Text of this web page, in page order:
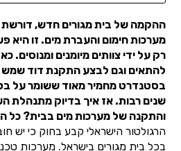
ההקמה של בית מגורים חדש,
מערכות חימום והעברת מים. זו היא
רק על ידי צוותים מיומנים ומנוסים.
להתאים וגם לבצע התקנת דוד שמש
בסטנדרט מחמיר מאוד ששומר על
שנים רבות. אז איך בדיוק מתנהלת
והתקנה של מערכות מים בבית? כל
הרגולטור הישראלי קבע בחוק כי
בכל בית מגורים בישראל. מערכות